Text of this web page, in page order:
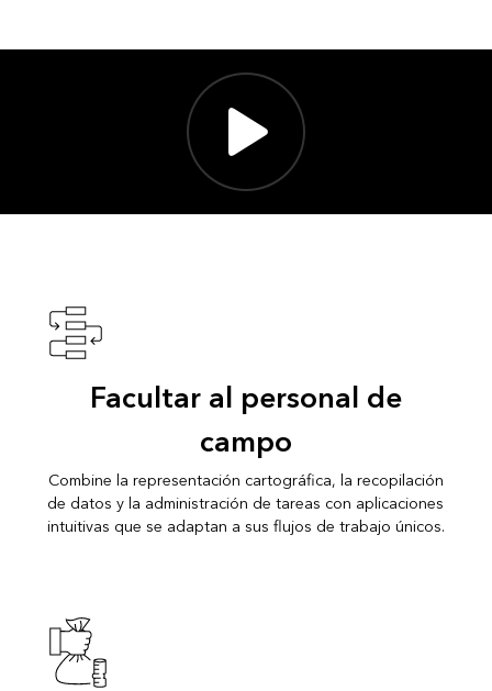
Facultar al personal de
campo
Combine la representación cartográfica, la recopilación
de datos y la administración de tareas con aplicaciones
intuitivas que se adaptan a sus flujos de trabajo únicos.